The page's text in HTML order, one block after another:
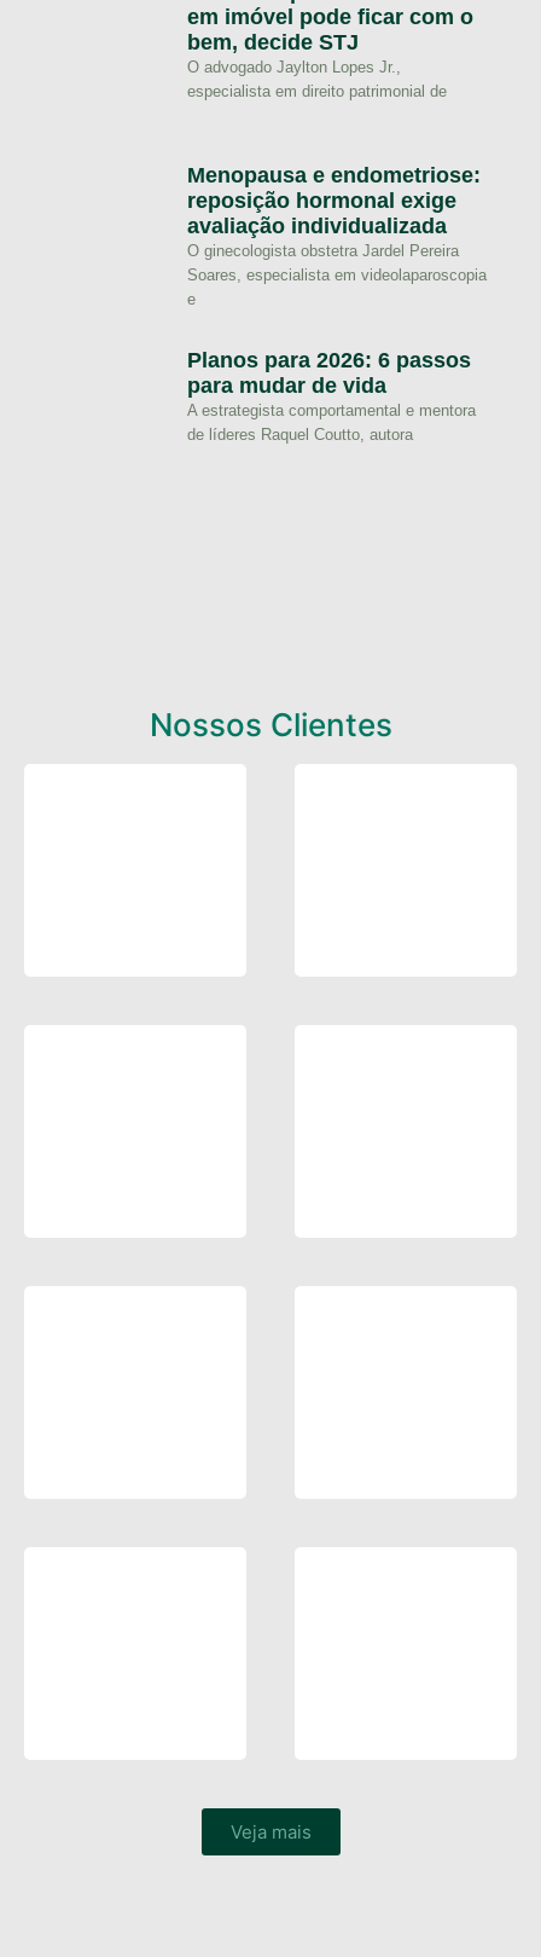
em imóvel pode ficar com o
bem, decide STJ
O advogado Jaylton Lopes Jr.,
especialista em direito patrimonial de
Menopausa e endometriose:
reposição hormonal exige
avaliação individualizada
O ginecologista obstetra Jardel Pereira
Soares, especialista em videolaparoscopia
e
Planos para 2026: 6 passos
para mudar de vida
A estrategista comportamental e mentora
de líderes Raquel Coutto, autora
Nossos Clientes
Veja mais